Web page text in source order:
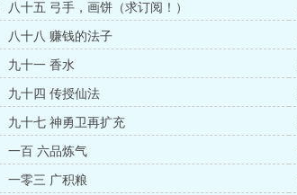
八十五 弓手，画饼（求订阅！）
八十八 赚钱的法子
九十一 香水
九十四 传授仙法
九十七 神勇卫再扩充
一百 六品炼气
一零三 广积粮